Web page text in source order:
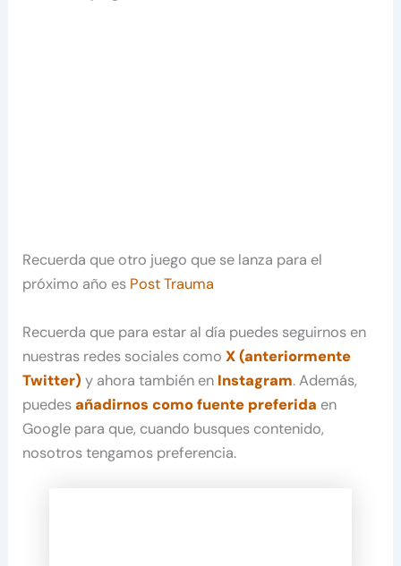
Recuerda que otro juego que se lanza para el
próximo año es Post Trauma
Recuerda que para estar al día puedes seguirnos en
nuestras redes sociales comoX (anteriormente
Twitter) y ahora también en Instagram. Además,
puedesañadirnos como fuente preferida en
Google para que, cuando busques contenido,
nosotros tengamos preferencia.